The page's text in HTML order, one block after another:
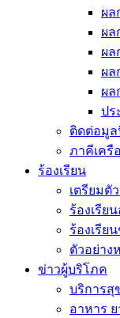
ผล
ผล
ผล
ผล
ผล
ปร
ติดต่อมูล
ภาคีเครื
ร้องเรียน
เตรียมตั
ร้องเรีย
ร้องเรีย
ตัวอย่าง
ข่าวผู้บริโภค
บริการสุ
อาหาร